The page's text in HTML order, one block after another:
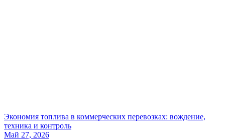
Экономия топлива в коммерческих перевозках: вождение,
техника и контроль
Май 27, 2026